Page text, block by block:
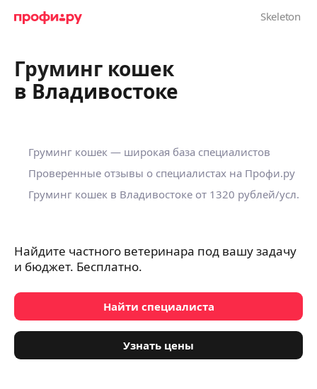
Груминг кошек
в Владивостоке
Груминг кошек — широкая база специалистов
Проверенные отзывы о специалистах на Профи.ру
Груминг кошек в Владивостоке от 1320 рублей/усл.
Найдите частного ветеринара под вашу задачу
и бюджет. Бесплатно.
Найти специалиста
Узнать цены